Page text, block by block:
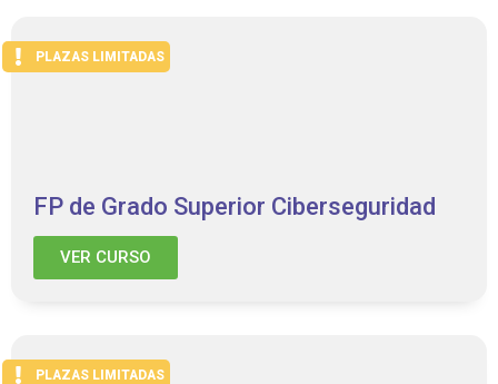
PLAZAS LIMITADAS
FP de Grado Superior Ciberseguridad
VER CURSO
PLAZAS LIMITADAS